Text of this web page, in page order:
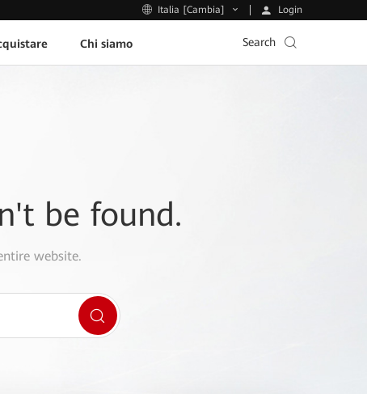
Italia [Cambia] Login
Chi siamo Search
be found.
website.